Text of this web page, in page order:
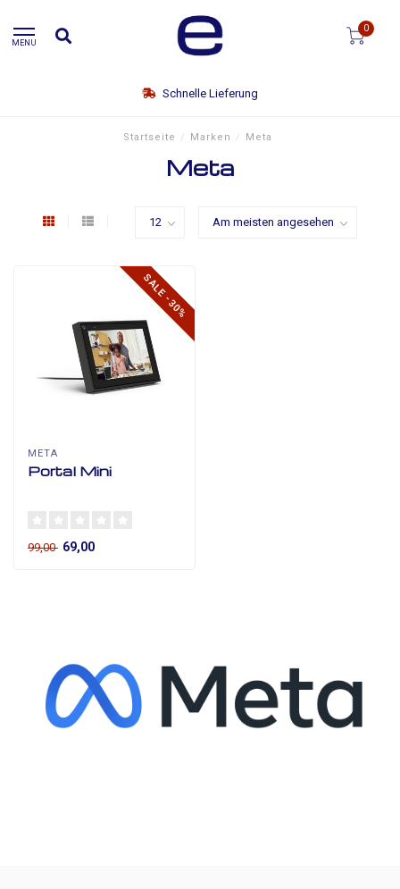
MENU
0
Schnelle Lieferung
Startseite / Marken / Meta
Meta
SALE -30%
META
Portal Mini
99,00 69,00